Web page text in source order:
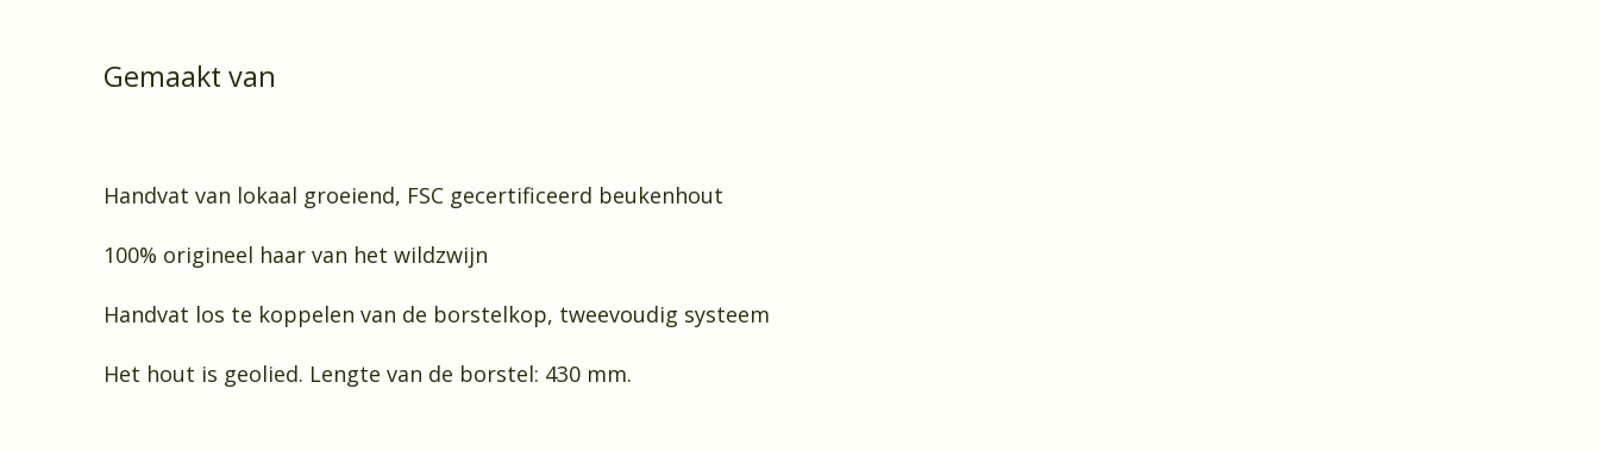
Gemaakt van
Handvat van lokaal groeiend, FSC gecertificeerd beukenhout
100% origineel haar van het wildzwijn
Handvat los te koppelen van de borstelkop, tweevoudig systeem
Het hout is geolied. Lengte van de borstel: 430 mm.